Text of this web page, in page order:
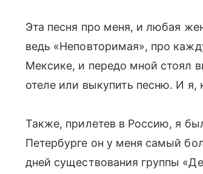
Эта песня про меня, и любая
ведь «Неповторимая», про
Мексике, и передо мной стоял
отеле или выкупить песню. И я,
Также, прилетев в Россию, я
Петербурге он у меня самый
дней существования группы